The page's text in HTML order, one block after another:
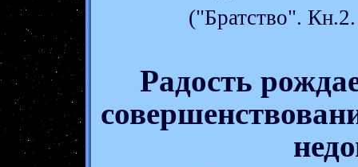
("Братство".
Радость